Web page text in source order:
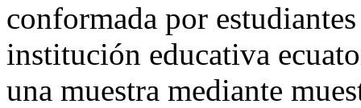
conformada por
institución educativa
una muestra mediante